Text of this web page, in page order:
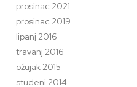
prosinac 2021
prosinac 2019
lipanj 2016
travanj 2016
ožujak 2015
studeni 2014